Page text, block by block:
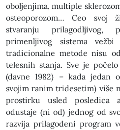
oboljenjima, multiple
osteoporozom… Ceo svoj
stvaranju prilagodljivog,
primenljivog sistema
tradicionalne metode nisu
telesnih stanja. Sve je
(davne 1982) – kada jedan
svojim ranim tridesetim) više
prostirku usled posledica
odustaje (ni od) jednog od
razvija prilagođeni program